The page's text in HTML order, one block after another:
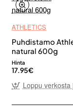
ATHLETICS
Puhdistamo
natural 600g
Hinta
17.95€
Loppu verkosta